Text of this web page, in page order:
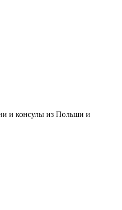
и консулы из Польши и